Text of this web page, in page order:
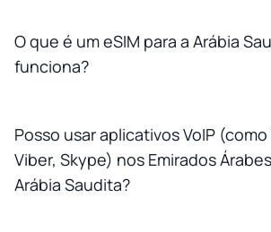
O que é um eSIM para a Arábia
funciona?
Posso usar aplicativos VoIP
Viber, Skype) nos Emirados
Arábia Saudita?